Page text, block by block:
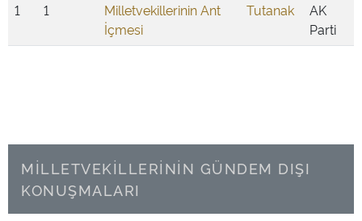
1
1
Milletvekillerinin Ant
İçmesi
Tutanak
AK
Parti
MİLLETVEKİLLERİNİN GÜNDEM DIŞI
KONUŞMALARI